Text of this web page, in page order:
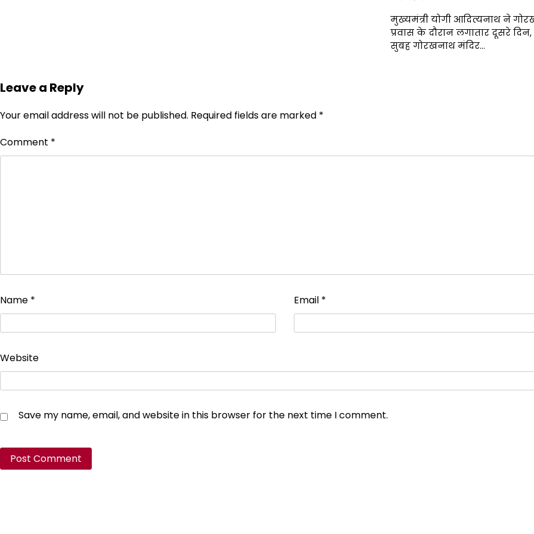
मुख्यमंत्री योगी आदित्यनाथ ने
प्रवास के दौरान लगातार दूसरे
सुबह गोरखनाथ मंदिर…
Leave a Reply
Your email address will not be published. Required fields are marked *
Comment *
Name * Email *
Website
Save my name, email, and website in this browser for the next time I comment.